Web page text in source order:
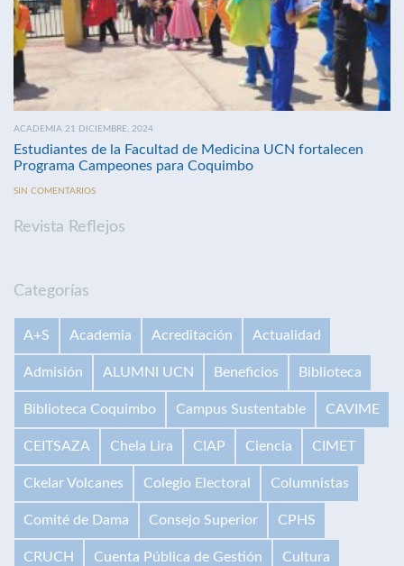
ACADEMIA 21 DICIEMBRE, 2024
Estudiantes de la Facultad de Medicina UCN fortalecen
Programa Campeones para Coquimbo
SIN COMENTARIOS
Revista Reflejos
Categorías
A+S Academia Acreditación Actualidad
Admisión ALUMNI UCN Beneficios Biblioteca
Biblioteca Coquimbo Campus Sustentable CAVIME
CEITSAZA Chela Lira CIAP Ciencia CIMET
Ckelar Volcanes Colegio Electoral Columnistas
Comité de Dama Consejo Superior CPHS
CRUCH Cuenta Pública de Gestión Cultura